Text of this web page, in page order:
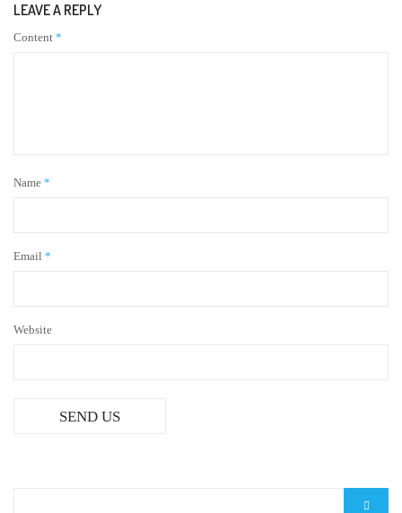
LEAVE A REPLY
Content *
Name *
Email *
Website